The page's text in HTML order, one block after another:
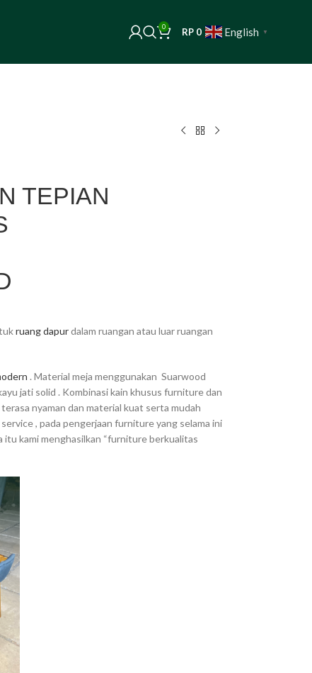
0 RP0 English ▼
TEPIAN
ruang dapurdalam ruangan atau luar ruangan
. Material meja menggunakan Suarwood
jati solid . Kombinasi kain khusus furniture dan
nyaman dan material kuat serta mudah
, pada pengerjaan furniture yang selama ini
itu kami menghasilkan “furniture berkualitas